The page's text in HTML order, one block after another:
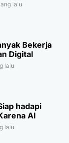
lalu
Bekerja
Digital
lalu
hadapi
AI
lalu